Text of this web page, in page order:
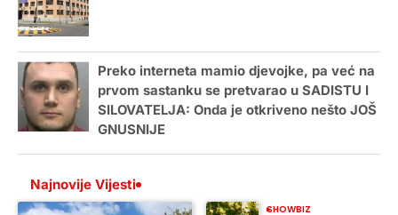
Preko interneta mamio djevojke, pa već na
prvom sastanku se pretvarao u SADISTU I
SILOVATELJA: Onda je otkriveno nešto JOŠ
GNUSNIJE
Najnovije Vijesti
SHOWBIZ